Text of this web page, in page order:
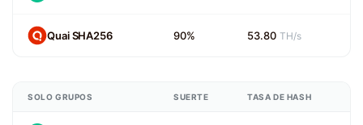
Quai SHA256 90% 53.80 TH/s
SOLO GRUPOS SUERTE TASA DE HASH